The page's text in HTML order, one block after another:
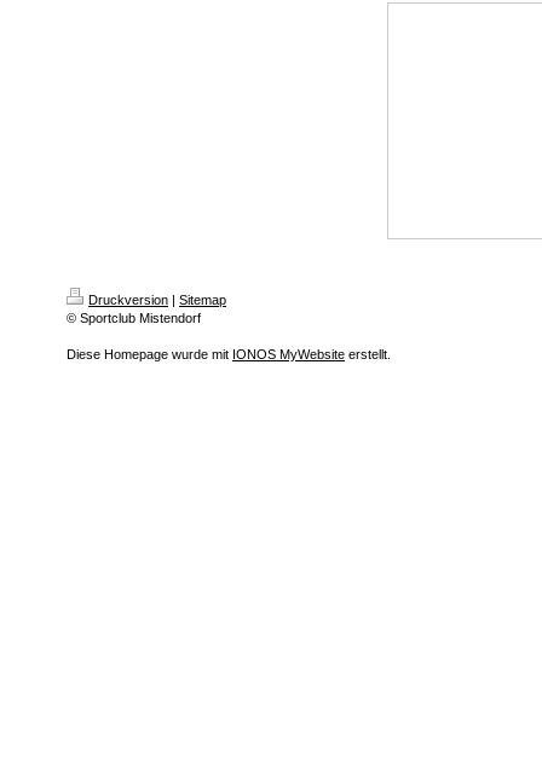
Druckversion | Sitemap
© Sportclub Mistendorf
Diese Homepage wurde mit IONOS MyWebsite erstellt.